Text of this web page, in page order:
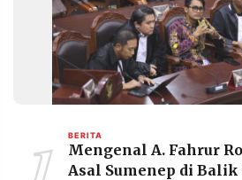
BERITA
Mengenal A. Fahrur
Asal Sumenep di Balik